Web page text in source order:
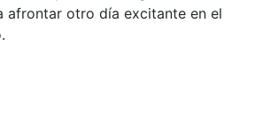
afrontar otro día excitante en el